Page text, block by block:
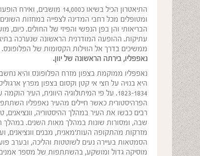
התיאטרון הכיל בשיאו
ומטופלים מכל רחבי המדינה לצפייה במחזות
הבריאותי והן בפן הנפשי והפיזי של החולים.
ממשיכים בדרך אל הווילות הקסומות של
נאפפליו, בירתה הראשונה של יוון.
נאפפליו ממוקמת בצפון מזרח הפלופונס והיא
היא בנויה על חצי אי קטן וקסום בצפון מפרץ
1823-1834. על פי המיתולוגיה היוונית,
הפרהיסטורית כאשר חיילים מהעיר נאפפליו
רבים כבשו את העיר במהלך ההיסטוריה,
שבה, ומסורות שונות במהלך מאות השנים. במהלך
מזרקות מהתקופה העות'מאנית, מבנים וונציאנים,
הסמטאות בעיירה נעים לשוטטות והליכה, ובערב
מוסיקה גדול ומושקע, בהשתתפות של מספר אמנים